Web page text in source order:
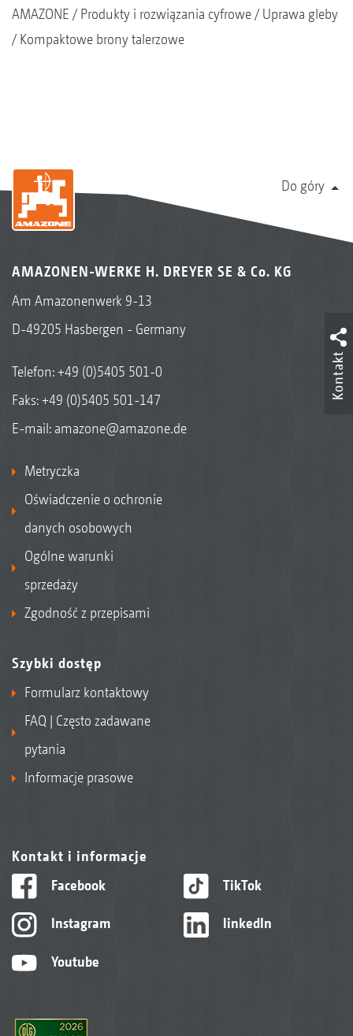
AMAZONE Produkty i rozwiązania cyfrowe
Uprawa gleby
Kompaktowe brony talerzowe
Do góry
AMAZONEN-WERKE H. DREYER SE & Co. KG
Am Amazonenwerk 9-13
D-49205 Hasbergen - Germany
Telefon:+49 (0)5405 501-0
Faks: +49 (0)5405 501-147
E-mail: amazone@amazone.de
Metryczka
Oświadczenie o ochronie
danych osobowych
Ogólne warunki
sprzedaży
Zgodność z przepisami
Szybki dostęp
Formularz kontaktowy
FAQ | Często zadawane
pytania
Informacje prasowe
Kontakt i informacje
Facebook
Instagram
Youtube
TikTok
linkedIn
Kontakt